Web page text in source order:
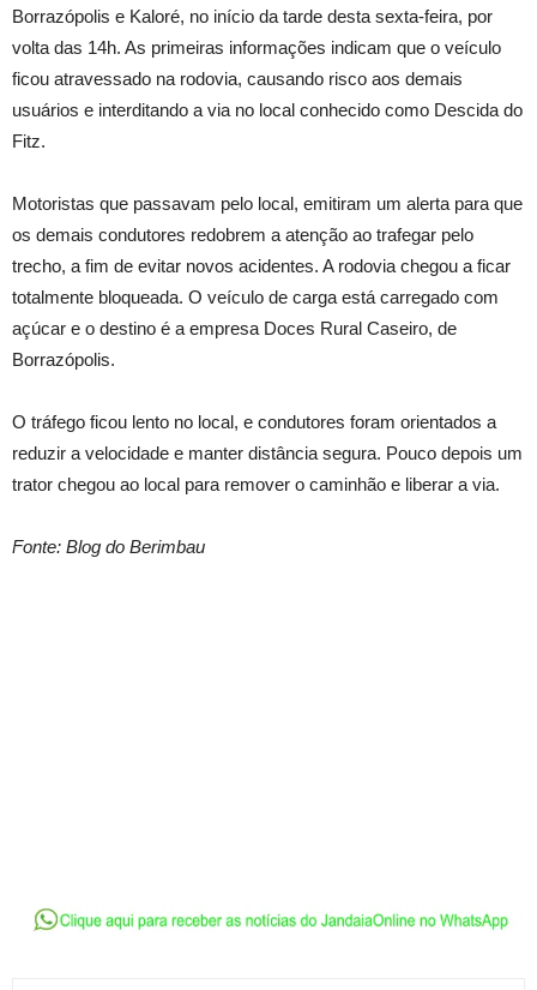
Borrazópolis e Kaloré, no início da tarde desta sexta-feira, por
volta das 14h. As primeiras informações indicam que o veículo
ficou atravessado na rodovia, causando risco aos demais
usuários e interditando a via no local conhecido como Descida do
Fitz.
Motoristas que passavam pelo local, emitiram um alerta para que
os demais condutores redobrem a atenção ao trafegar pelo
trecho, a fim de evitar novos acidentes. A rodovia chegou a ficar
totalmente bloqueada. O veículo de carga está carregado com
açúcar e o destino é a empresa Doces Rural Caseiro, de
Borrazópolis.
O tráfego ficou lento no local, e condutores foram orientados a
reduzir a velocidade e manter distância segura. Pouco depois um
trator chegou ao local para remover o caminhão e liberar a via.
Fonte: Blog do Berimbau